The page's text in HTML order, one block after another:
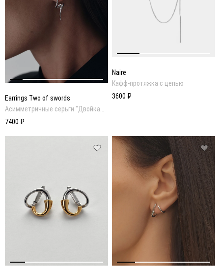
Earrings Two of swords
Асимметричные серьги "Двойка
мечей"
7400 ₽
Naire
Кафф-протяжка с цепью
3600 ₽